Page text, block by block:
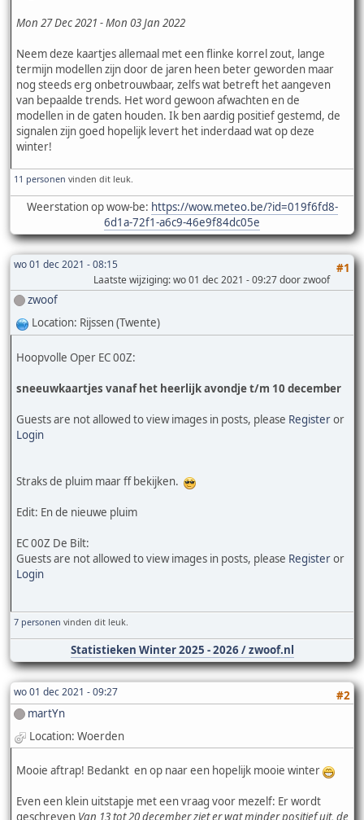
Mon 27 Dec 2021 - Mon 03 Jan 2022
Neem deze kaartjes allemaal met een flinke korrel zout, lange
termijn modellen zijn door de jaren heen beter geworden maar
nog steeds erg onbetrouwbaar, zelfs wat betreft het aangeven
van bepaalde trends. Het word gewoon afwachten en de
modellen in de gaten houden. Ik ben aardig positief gestemd, de
signalen zijn goed hopelijk levert het inderdaad wat op deze
winter!
11 personen vinden dit leuk.
Weerstation op wow-be: https://wow.meteo.be/?id=019f6fd8-
6d1a-72f1-a6c9-46e9f84dc05e
wo 01 dec 2021 - 08:15 #1
Laatste wijziging: wo 01 dec 2021 - 09:27 door zwoof
zwoof
Location: Rijssen (Twente)
Hoopvolle Oper EC 00Z:
sneeuwkaartjes vanaf het heerlijk avondje t/m 10 december
Guests are not allowed to view images in posts, please Registeror
Login
Straks de pluim maar ff bekijken.
Edit: En de nieuwe pluim
EC 00Z De Bilt:
Guests are not allowed to view images in posts, please Registeror
Login
7 personen vinden dit leuk.
Statistieken Winter 2025 - 2026 / zwoof.nl
wo 01 dec 2021 - 09:27
#2
martYn
Location: Woerden
Mooie aftrap! Bedankt en op naar een hopelijk mooie winter
Even een klein uitstapje met een vraag voor mezelf: Er wordt
geschreven Van 13 tot 20 december ziet er wat minder positief uit, de